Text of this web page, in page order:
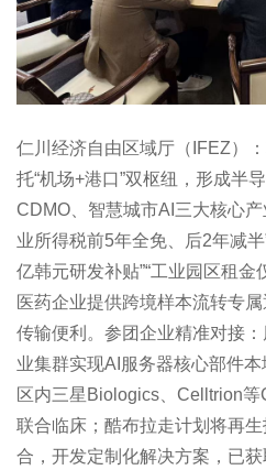
仁川经济自由区域厅（IFEZ）
托“机场+港口”双枢纽，形成半
CDMO、智慧城市AI三大核心
业所得税前5年全免、后2年减半
亿韩元研发补贴”“工业园区租金
医药企业提供跨境样本流转专
传输便利。参团企业精准对接
业集群实现AI服务器核心部件
区内三星Biologics、Celltrion
联合临床；酷布拉走计划将再
合，开发定制化解决方案，已获